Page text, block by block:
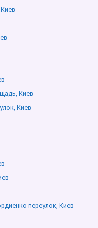
Киев
Киев
переулок, Киев